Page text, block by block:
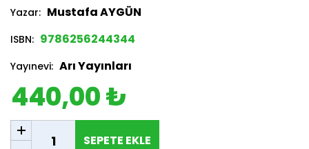
Yazar: Mustafa AYGÜN
ISBN: 9786256244344
Yayınevi: Arı Yayınları
440,00 ₺
SEPETE EKLE
SEPETE EKLE